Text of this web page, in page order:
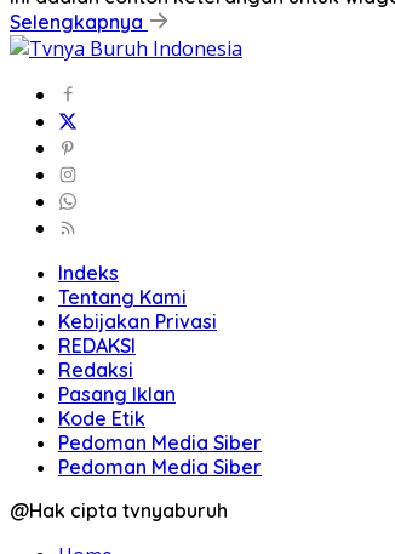
Selengkapnya
Indeks
Tentang Kami
Kebijakan Privasi
REDAKSI
Redaksi
Pasang Iklan
Kode Etik
Pedoman Media Siber
Pedoman Media Siber
@Hak cipta tvnyaburuh